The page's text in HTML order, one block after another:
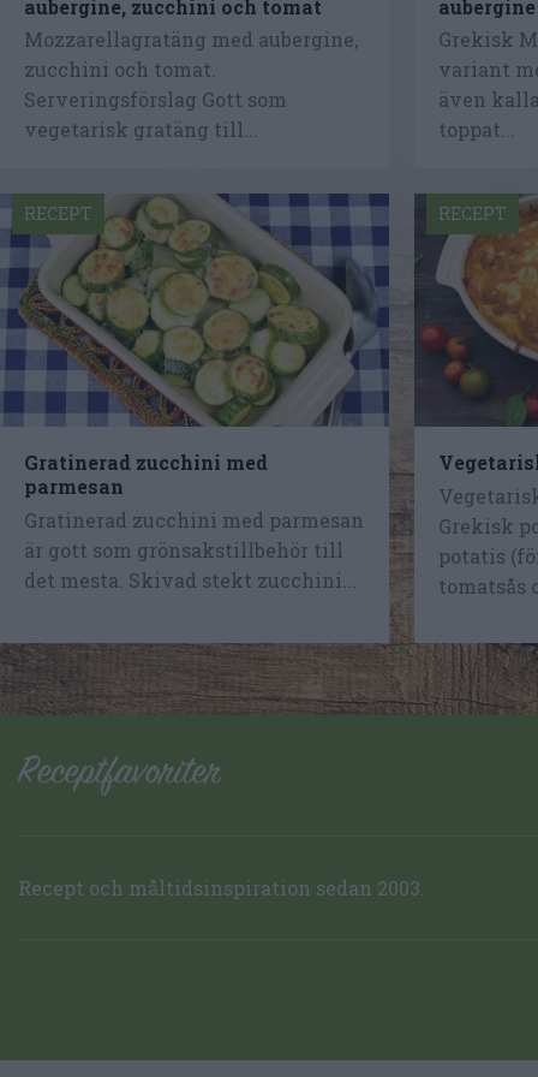
aubergine, zucchini och tomat
Mozzarellagratäng med aubergine,
zucchini och tomat.
Serveringsförslag Gott som
vegetarisk gratäng till...
aubergine
Grekisk
variant
även
toppat...
Gratinerad zucchini med
parmesan
Gratinerad zucchini med parmesan
är gott som grönsakstillbehör till
det mesta. Skivad stekt zucchini...
RECEPT
Grekisk
potatis
tomatsås
RECEPT
Recept och måltidsinspiration sedan 2003.